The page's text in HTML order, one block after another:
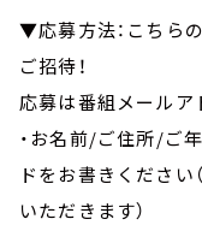
▼応募方法：こちら
ご招待！
応募は番組メール
・お名前/ご住所/ご
ドをお書きくださ
いただきます）